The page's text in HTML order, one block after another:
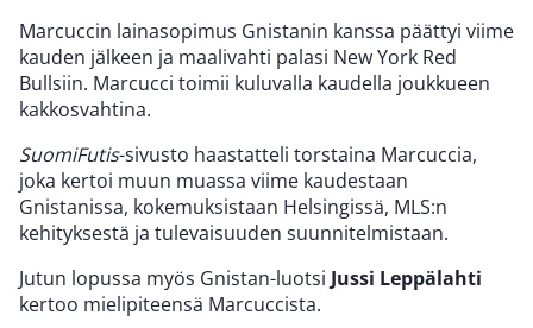
Marcuccin lainasopimus Gnistanin kanssa päättyi viime
kauden jälkeen ja maalivahti palasi New York Red
Bullsiin. Marcucci toimii kuluvalla kaudella joukkueen
kakkosvahtina.
SuomiFutis-sivusto haastatteli torstaina Marcuccia,
joka kertoi muun muassa viime kaudestaan
Gnistanissa, kokemuksistaan Helsingissä, MLS:n
kehityksestä ja tulevaisuuden suunnitelmistaan.
Jutun lopussa myös Gnistan-luotsi Jussi Leppälahti
kertoo mielipiteensä Marcuccista.